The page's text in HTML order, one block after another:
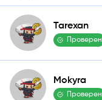
Tarexan
Проверен
Mokyra
Проверен